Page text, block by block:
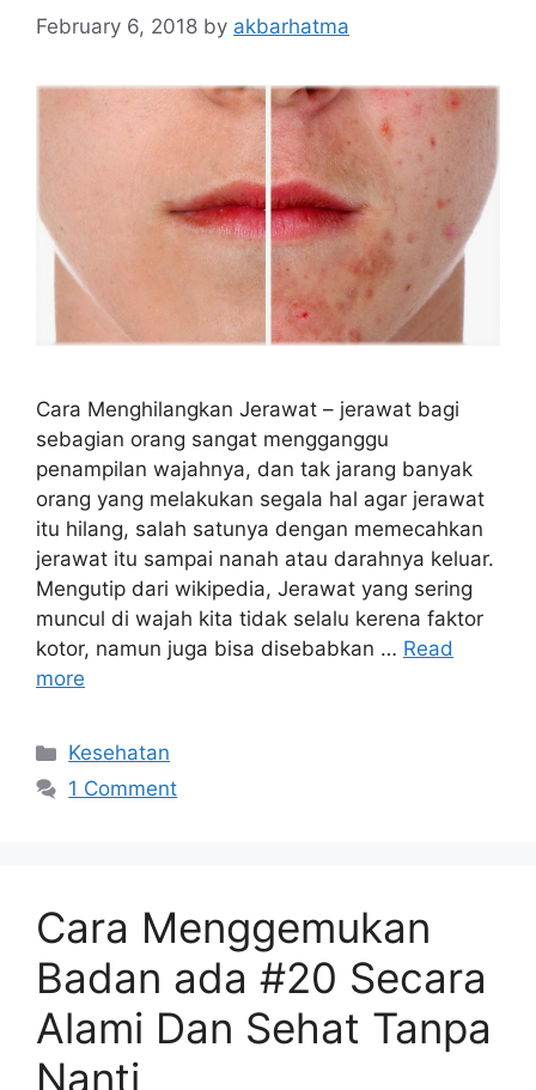
February 6, 2018 by akbarhatma
Cara Menghilangkan Jerawat – jerawat bagi
sebagian orang sangat mengganggu
penampilan wajahnya, dan tak jarang banyak
orang yang melakukan segala hal agar jerawat
itu hilang, salah satunya dengan memecahkan
jerawat itu sampai nanah atau darahnya keluar.
Mengutip dari wikipedia, Jerawat yang sering
muncul di wajah kita tidak selalu kerena faktor
kotor, namun juga bisa disebabkan … Read
more
Categories
Kesehatan
1 Comment
Cara Menggemukan
Badan ada #20 Secara
Alami Dan Sehat Tanpa
Nanti